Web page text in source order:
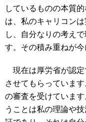
しているものの本質
は、私のキャリコン
し、自分なりの考え
す。その積み重ねが
現在は厚労省が認定
させてもらっていま
の審査を受けていま
うことは私の理論や